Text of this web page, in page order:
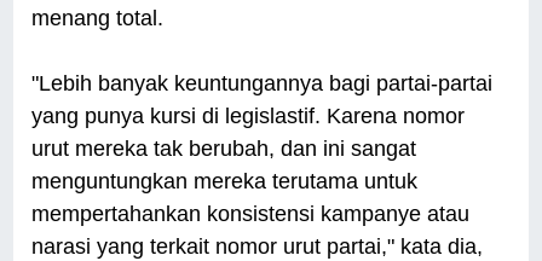
menang total.
"Lebih banyak keuntungannya bagi partai-partai
yang punya kursi di legislastif. Karena nomor
urut mereka tak berubah, dan ini sangat
menguntungkan mereka terutama untuk
mempertahankan konsistensi kampanye atau
narasi yang terkait nomor urut partai," kata dia,